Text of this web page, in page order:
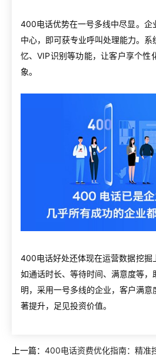
400电话优势在一号多线中尽显。企
中心，即可获专业呼叫处理能力。
忆、VIP识别等功能，让客户享个性
象。
400电话好处还体现在运营数据挖掘
如通话时长、等待时间、满意度等，
明，采用一号多线的企业，客户满意
著提升，足见投资价值。
上一篇： 400电话资费优化指南：精准